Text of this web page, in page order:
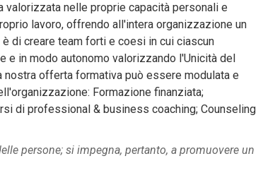
valorizzata nelle proprie capacità personali e
lavoro, offrendo all'intera organizzazione un
di creare team forti e coesi in cui ciascun
e in modo autonomo valorizzando l'Unicità del
offerta formativa può essere modulata e
Formazione finanziata;
di professional & business coaching; Counseling
persone; si impegna, pertanto, a promuovere un